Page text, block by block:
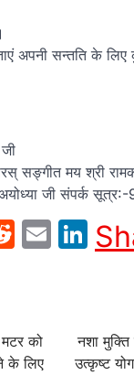
अपनी सन्तति के लिए
सङ्गीत मय श्री
अयोध्या जी संपर्क
Reddit
Email
को
के लिए
नशा मुक्ति
उत्कृष्ट